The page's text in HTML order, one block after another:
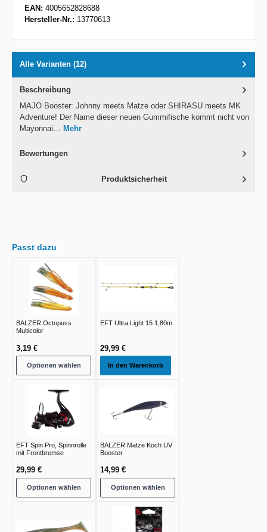
EAN: 4005652828688
Hersteller-Nr.: 13770613
Alle Varianten (12)
Beschreibung
MAJO Booster: Johnny meets Matze oder SHIRASU meets MK
Adventure! Der Name dieser neuen Gummifische kommt nicht von
Mayonnai… Mehr
Bewertungen
Produktsicherheit
Passt dazu
BALZER Octopuss
Multicolor
3,19 €
Optionen wählen
EFT Ultra Light 15 1,80m
29,99 €
In den Warenkorb
EFT Spin Pro, Spinnrolle
mit Frontbremse
29,99 €
Optionen wählen
BALZER Matze Koch UV
Booster
14,99 €
Optionen wählen